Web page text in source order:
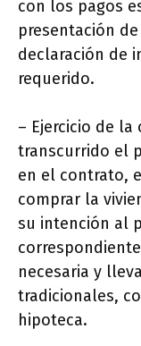
con los pagos
presentación
declaración de
requerido.
– Ejercicio de la
transcurrido el
en el contrato,
comprar la
su intención al
necesaria y
tradicionales,
hipoteca.